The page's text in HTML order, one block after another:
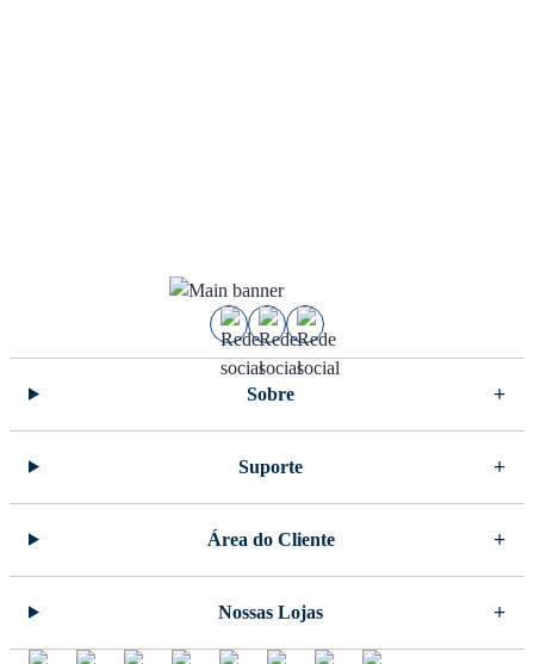
Sobre
Suporte
Área do Cliente
Nossas Lojas